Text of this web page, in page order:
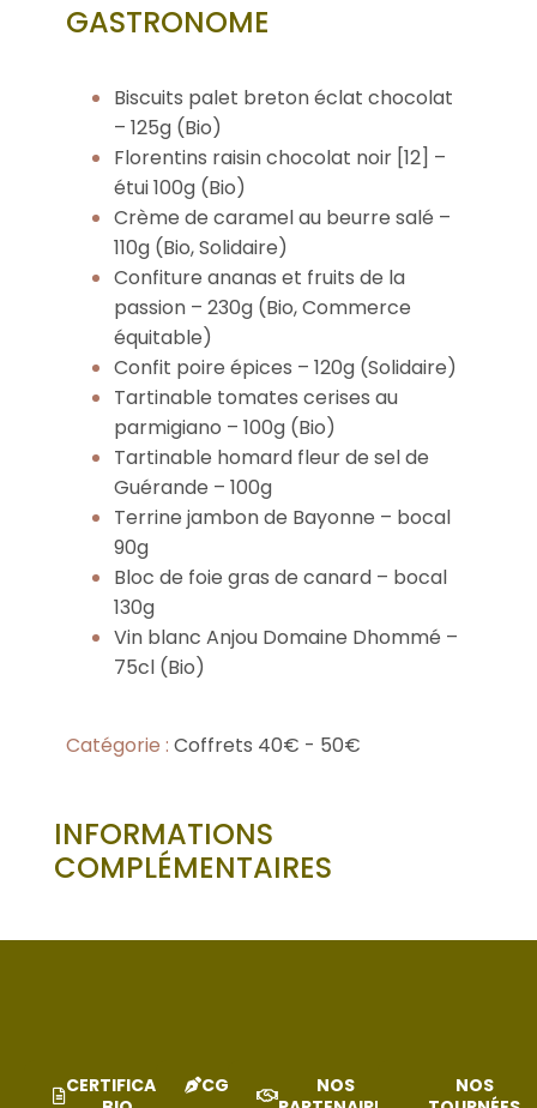
GASTRONOME
Biscuits palet breton éclat chocolat
– 125g (Bio)
Florentins raisin chocolat noir [12] –
étui 100g (Bio)
Crème de caramel au beurre salé –
110g (Bio, Solidaire)
Confiture ananas et fruits de la
passion – 230g (Bio, Commerce
équitable)
Confit poire épices – 120g (Solidaire)
Tartinable tomates cerises au
parmigiano – 100g (Bio)
Tartinable homard fleur de sel de
Guérande – 100g
Terrine jambon de Bayonne – bocal
90g
Bloc de foie gras de canard – bocal
130g
Vin blanc Anjou Domaine Dhommé –
75cl (Bio)
Catégorie : Coffrets 40€ - 50€
INFORMATIONS
COMPLÉMENTAIRES
CERTIFICAT
CGV
NOS
NOS